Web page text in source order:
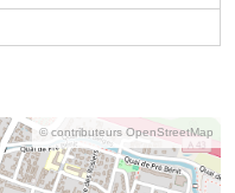
© contributeurs OpenStreetMap